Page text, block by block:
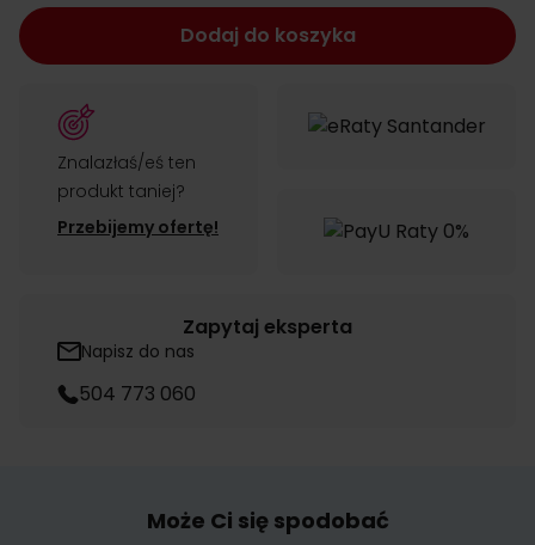
Dodaj do koszyka
Znalazłaś/eś ten
produkt taniej?
Przebijemy ofertę!
Zapytaj eksperta
Napisz do nas
504 773 060
Może Ci się spodobać